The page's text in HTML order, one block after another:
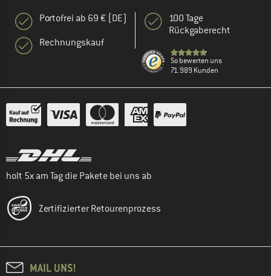
Portofrei ab 69 € (DE)
Rechnungskauf
100 Tage
Rückgaberecht
So bewerten uns
71.989 Kunden
holt 5x am Tag die Pakete bei uns ab
Zertifizierter Retourenprozess
MAIL UNS!